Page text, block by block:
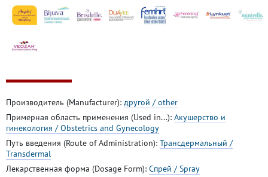
Производитель (Manufacturer): другой / other
Примерная область применения (Used in...): Акушерство и
гинекология / Obstetrics and Gynecology
Путь введения (Route of Administration): Трансдермальный /
Transdermal
Лекарственная форма (Dosage Form): Спрей / Spray